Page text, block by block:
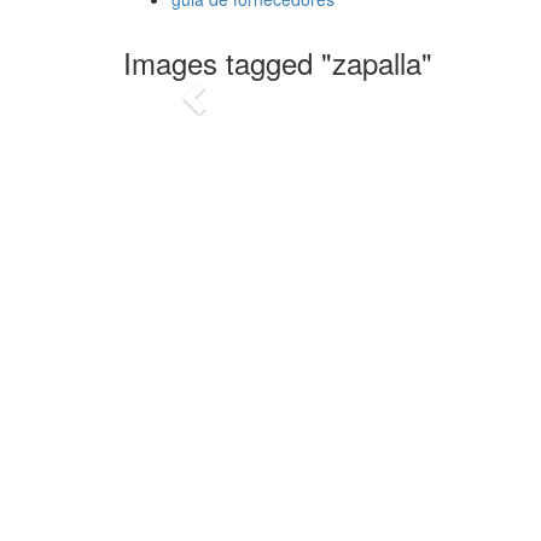
Images tagged "zapalla"
Previous